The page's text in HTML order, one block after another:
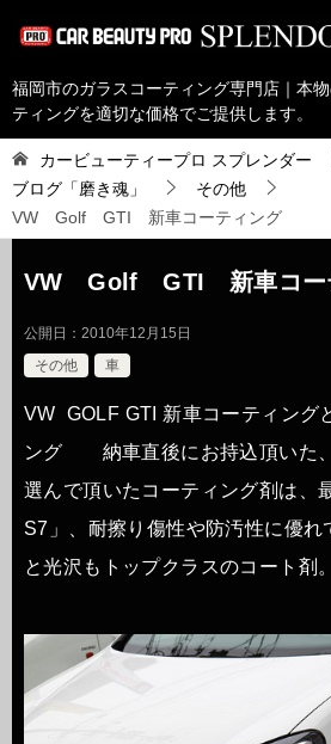
福岡市のガラスコーティング専門店｜本
ティングを適切な価格でご提供します。
カービューティープロ スプレンダー
ブログ「磨き魂」
その他
VW Golf GTI 新車コーティング
VW Golf GTI 新車コー
公開日： 2010年12月15日
その他
車
VW GOLF GTI 新車コーティング
ング 納車直後にお持込頂いた、
選んで頂いたコーティング剤は、
S7」、耐擦り傷性や防汚性に優れ
と光沢もトップクラスのコート剤。